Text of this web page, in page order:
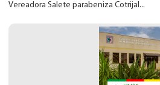
Vereadora Salete parabeniza Cotrijal...